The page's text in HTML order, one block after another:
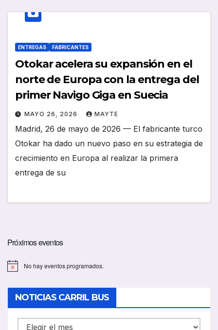
ENTREGAS FABRICANTES
Otokar acelera su expansión en el
norte de Europa con la entrega del
primer Navigo Giga en Suecia
MAYO 26, 2026 MAYTE
Madrid, 26 de mayo de 2026 — El fabricante turco
Otokar ha dado un nuevo paso en su estrategia de
crecimiento en Europa al realizar la primera
entrega de su
Próximos eventos
No hay eventos programados.
NOTICIAS CARRIL BUS
NOTICIAS